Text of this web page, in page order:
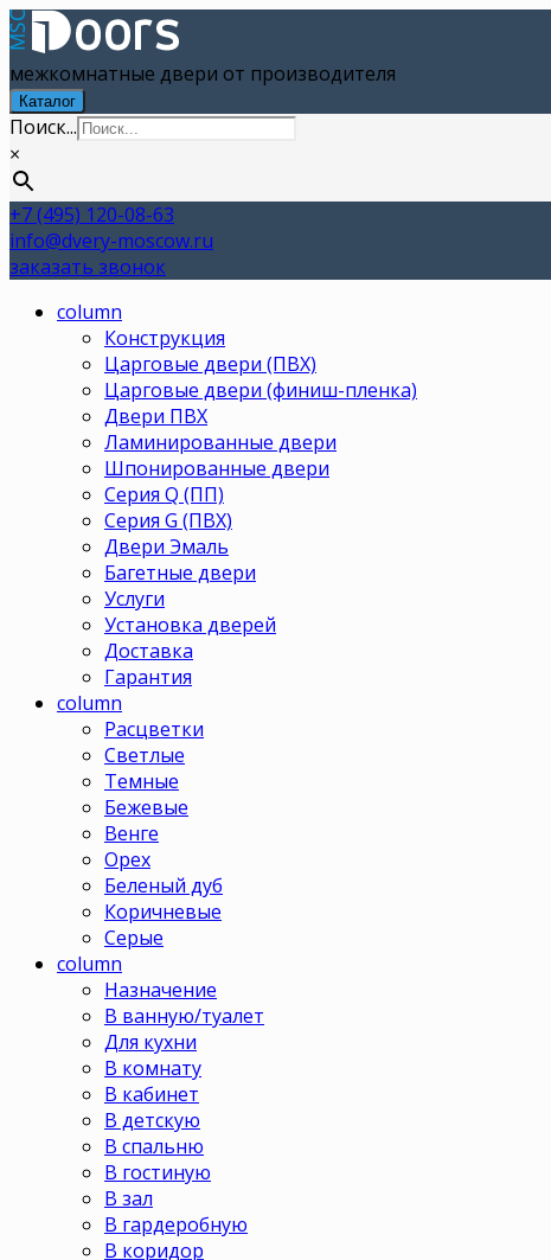
межкомнатные двери от производителя
Каталог
Поиск...
×
+7 (495) 120-08-63
info@dvery-moscow.ru
заказать звонок
column
Конструкция
Царговые двери (ПВХ)
Царговые двери (финиш-пленка)
Двери ПВХ
Ламинированные двери
Шпонированные двери
Серия Q (ПП)
Серия G (ПВХ)
Двери Эмаль
Багетные двери
Услуги
Установка дверей
Доставка
Гарантия
column
Расцветки
Светлые
Темные
Бежевые
Венге
Орех
Беленый дуб
Коричневые
Серые
column
Назначение
В ванную/туалет
Для кухни
В комнату
В кабинет
В детскую
В спальню
В гостиную
В зал
В гардеробную
В коридор